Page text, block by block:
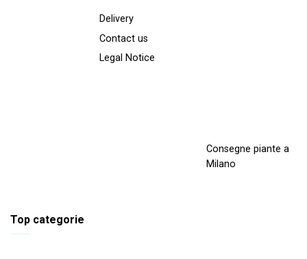
Delivery
Contact us
Legal Notice
Consegne piante a
Milano
Top categorie